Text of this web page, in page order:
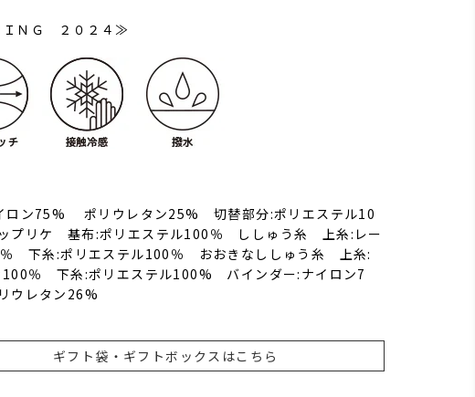
ＮＧ ２０２４≫
ロン75% ポリウレタン25% 切替部分:ポリエステル10
プリケ 基布:ポリエステル100％ ししゅう糸 上糸:レー
下糸:ポリエステル100％ おおきなししゅう糸 上糸:
100％ 下糸:ポリエステル100% バインダー:ナイロン7
レタン26%
ギフト袋・ギフトボックスはこちら